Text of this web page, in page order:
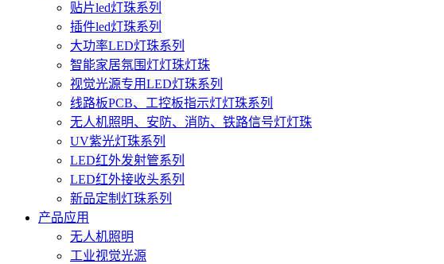
贴片led灯珠系列
插件led灯珠系列
大功率LED灯珠系列
智能家居氛围灯灯珠灯珠
视觉光源专用LED灯珠系列
线路板PCB、工控板指示灯灯珠系列
无人机照明、安防、消防、铁路信号灯灯珠
UV紫光灯珠系列
LED红外发射管系列
LED红外接收头系列
新品定制灯珠系列
产品应用
无人机照明
工业视觉光源